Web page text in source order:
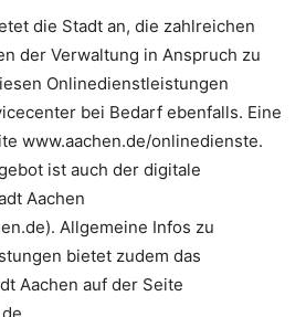
die Stadt an, die zahlreichen
der Verwaltung in Anspruch zu
Onlinedienstleistungen
bei Bedarf ebenfalls. Eine
www.aachen.de/onlinedienste.
ist auch der digitale
Aachen
Allgemeine Infos zu
bietet zudem das
Aachen auf der Seite